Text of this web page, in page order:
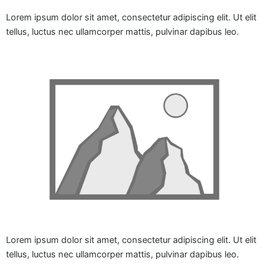
Lorem ipsum dolor sit amet, consectetur adipiscing elit. Ut elit
tellus, luctus nec ullamcorper mattis, pulvinar dapibus leo.
Lorem ipsum dolor sit amet, consectetur adipiscing elit. Ut elit
tellus, luctus nec ullamcorper mattis, pulvinar dapibus leo.